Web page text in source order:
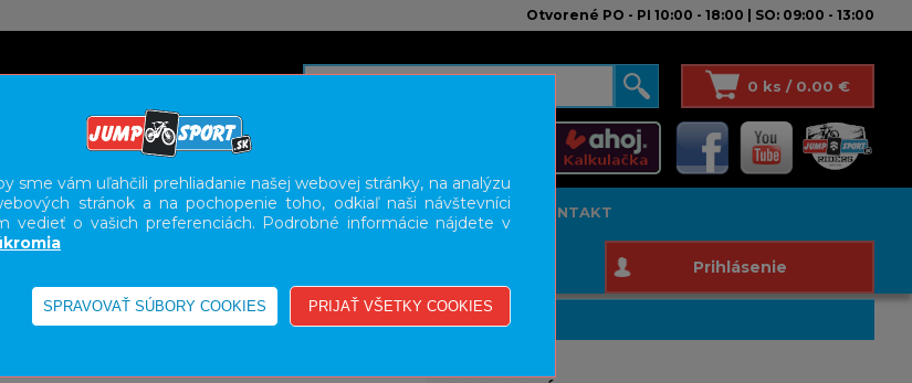
Otvorené PO - PI 10:00 - 18:00 | SO: 09:00 - 13:00
0 ks / 0.00 €
SLUŽBY KARIÉRA BODY GEOMETRY FIT STUDIO KONTAKT
Prihlásenie
sme vám uľahčili prehliadanie našej webovej stránky, na analýzu
stránok a na pochopenie toho, odkiaľ naši návštevníci
vedieť o vašich preferenciách. Podrobné informácie nájdete v